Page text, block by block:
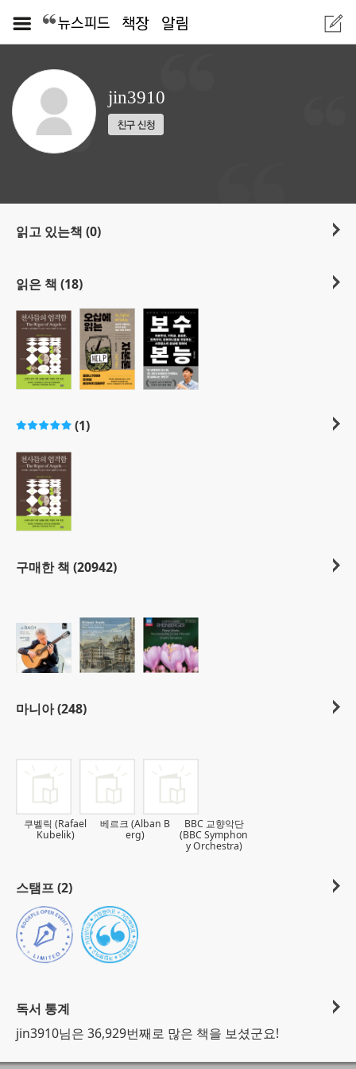
jin3910
읽고 있는책 (0)
읽은 책 (18)
(1)
구매한 책 (20942)
마니아 (248)
쿠벨릭 (Rafael
Kubelik)
베르크 (Alban B
erg)
BBC 교향악단
(BBC Symphon
y Orchestra)
스탬프 (2)
독서 통계
jin3910님은 36,929번째로 많은 책을 보셨군요!